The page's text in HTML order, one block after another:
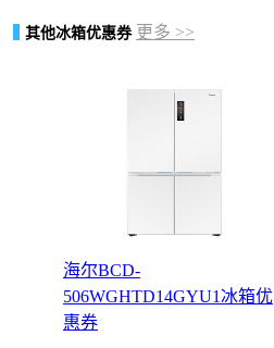
其他冰箱优惠券 更多 >>
海尔BCD-
506WGHTD14GYU1冰箱优
惠券